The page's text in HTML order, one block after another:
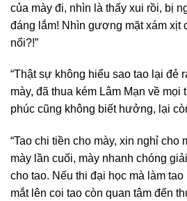
của mày đi, nhìn là thấy xui rồi, bị
đáng lắm! Nhìn gương mặt xám xịt
nổi?!”
“Thật sự không hiểu sao tao lại đẻ
mày, đã thua kém Lâm Mạn về mọi
phúc cũng không biết hưởng, lại
“Tao chi tiền cho mày, xin nghỉ cho
mày lần cuối, mày nhanh chóng
cho tao. Nếu thi đại học mà làm tao
mắt lên coi tao còn quan tâm đến